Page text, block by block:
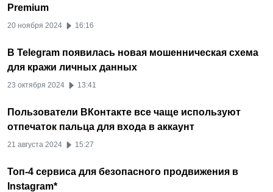
Premium
20 ноября 2024 16:16
В Telegram появилась новая мошенническая схема
для кражи личных данных
23 октября 2024 13:41
Пользователи ВКонтакте все чаще используют
отпечаток пальца для входа в аккаунт
21 августа 2024 15:27
Топ-4 сервиса для безопасного продвижения в
Instagram*